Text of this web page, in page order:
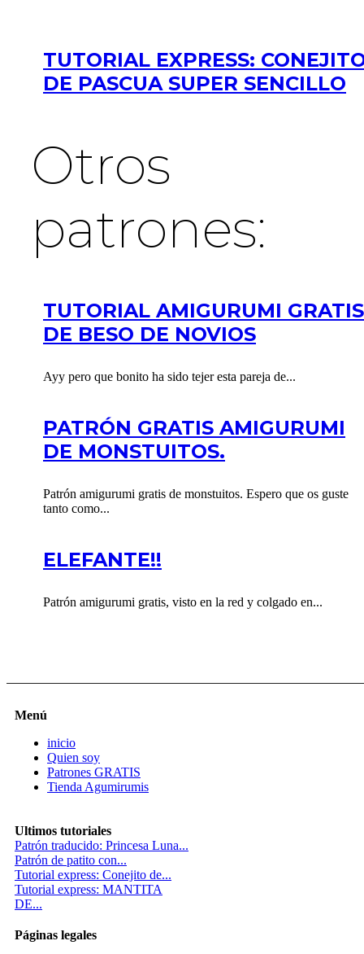
TUTORIAL EXPRESS:
DE PASCUA SUPER SENCILLO
Otros
patrones:
TUTORIAL AMIGURUMI GRATIS
DE BESO DE NOVIOS
Ayy pero que bonito ha sido tejer esta pareja de...
PATRÓN GRATIS AMIGURUMI
DE MONSTUITOS.
Patrón amigurumi gratis de monstuitos. Espero que os guste
tanto como...
ELEFANTE!!
Patrón amigurumi gratis, visto en la red y colgado en...
Menú
inicio
Quien soy
Patrones GRATIS
Tienda Agumirumis
Ultimos tutoriales
Patrón traducido: Princesa Luna...
Patrón de patito con...
Tutorial express: Conejito de...
Tutorial express: MANTITA
DE...
Páginas legales